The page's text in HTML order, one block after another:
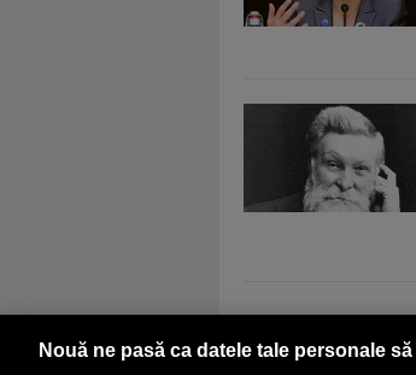
Nouă ne pasă ca datele tale personale